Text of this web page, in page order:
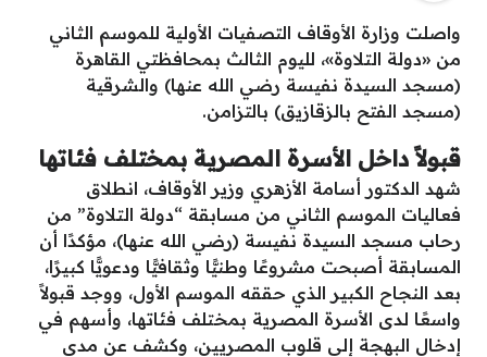
واصلت وزارة الأوقاف التصفيات الأولية للموسم الثاني
من «دولة التلاوة»، لليوم الثالث بمحافظتي القاهرة
(مسجد السيدة نفيسة رضي الله عنها) والشرقية
(مسجد الفتح بالزقازيق) بالتزامن.
قبولاً داخل الأسرة المصرية بمختلف فئاتها
شهد الدكتور أسامة الأزهري وزير الأوقاف، انطلاق
فعاليات الموسم الثاني من مسابقة “دولة التلاوة” من
رحاب مسجد السيدة نفيسة (رضي الله عنها)، مؤكدًا أن
المسابقة أصبحت مشروعًا وطنيًّا وثقافيًّا ودعويًّا كبيرًا،
بعد النجاح الكبير الذي حققه الموسم الأول، ووجد قبولاً
واسعًا لدى الأسرة المصرية بمختلف فئاتها، وأسهم في
إدخال البهجة إلى قلوب المصريين، وكشف عن مدى